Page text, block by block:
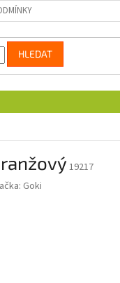
HLEDAT
19217
Goki